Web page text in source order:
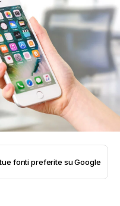
fonti preferite su Google